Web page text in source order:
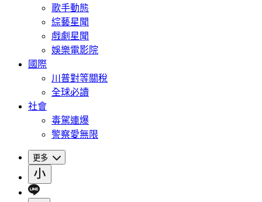
歌手動態
綜藝星聞
戲劇星聞
娛樂電影院
國際
川普對等關稅
全球必讀
社會
毒駕連爆
警察愛無限
更多